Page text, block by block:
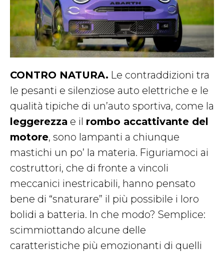
CONTRO NATURA. Le contraddizioni tra
le pesanti e silenziose auto elettriche e le
qualità tipiche di un’auto sportiva, come la
leggerezza e il rombo accattivante del
motore, sono lampanti a chiunque
mastichi un po’ la materia. Figuriamoci ai
costruttori, che di fronte a vincoli
meccanici inestricabili, hanno pensato
bene di “snaturare” il più possibile i loro
bolidi a batteria. In che modo? Semplice:
scimmiottando alcune delle
caratteristiche più emozionanti di quelli